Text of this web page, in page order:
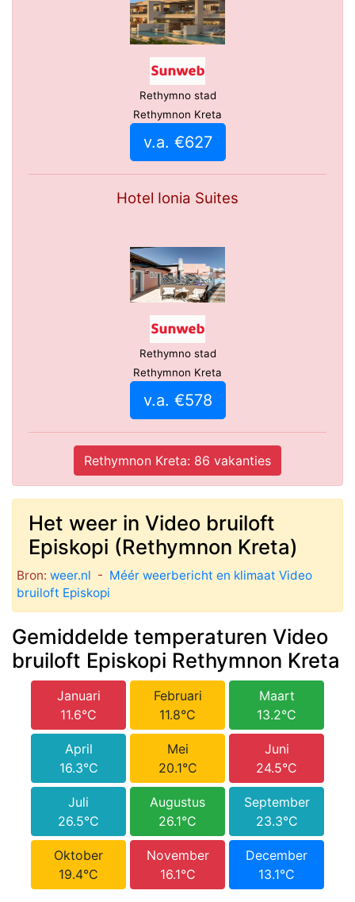
Rethymno stad
Rethymnon Kreta
v.a. €627
Hotel Ionia Suites
Rethymno stad
Rethymnon Kreta
v.a. €578
Rethymnon Kreta: 86 vakanties
Het weer in Video bruiloft
Episkopi (Rethymnon Kreta)
Bron: weer.nl - Méér weerbericht en klimaat Video
bruiloft Episkopi
Gemiddelde temperaturen Video
bruiloft Episkopi Rethymnon Kreta
Januari
11.6°C
Februari
11.8°C
Maart
13.2°C
April
16.3°C
Mei
20.1°C
Juni
24.5°C
Juli
26.5°C
Augustus
26.1°C
September
23.3°C
Oktober
19.4°C
November
16.1°C
December
13.1°C